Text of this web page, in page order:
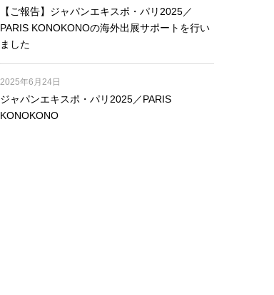
【ご報告】ジャパンエキスポ・パリ2025／
PARIS KONOKONOの海外出展サポートを行い
ました
ジャパンエキスポ・パリ2025／PARIS
KONOKONO
2025年6月24日